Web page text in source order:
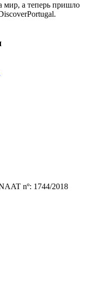
мир, а теперь пришло
nº: 1744/2018